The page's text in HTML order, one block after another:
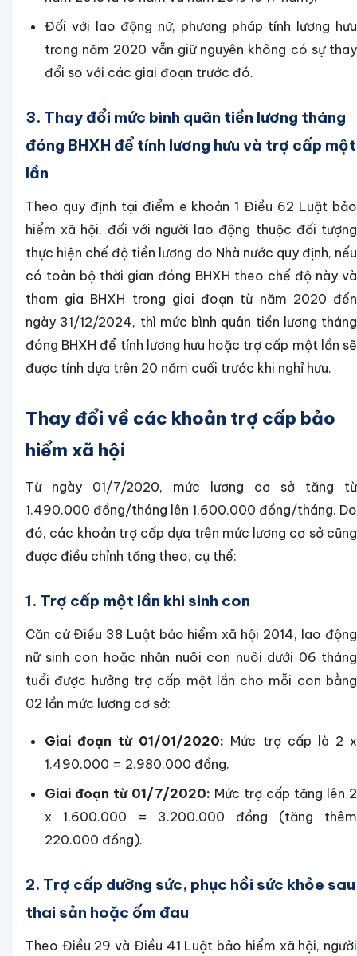
Đối với lao động nữ, phương pháp tính lương hưu
trong năm 2020 vẫn giữ nguyên không có sự thay
đổi so với các giai đoạn trước đó.
3. Thay đổi mức bình quân tiền lương tháng
đóng BHXH để tính lương hưu và trợ cấp một
lần
Theo quy định tại điểm e khoản 1 Điều 62 Luật bảo
hiểm xã hội, đối với người lao động thuộc đối tượng
thực hiện chế độ tiền lương do Nhà nước quy định, nếu
có toàn bộ thời gian đóng BHXH theo chế độ này và
tham gia BHXH trong giai đoạn từ năm 2020 đến
ngày 31/12/2024, thì mức bình quân tiền lương tháng
đóng BHXH để tính lương hưu hoặc trợ cấp một lần sẽ
được tính dựa trên 20 năm cuối trước khi nghỉ hưu.
Thay đổi về các khoản trợ cấp bảo
hiểm xã hội
Từ ngày 01/7/2020, mức lương cơ sở tăng từ
1.490.000 đồng/tháng lên 1.600.000 đồng/tháng. Do
đó, các khoản trợ cấp dựa trên mức lương cơ sở cũng
được điều chỉnh tăng theo, cụ thể:
1. Trợ cấp một lần khi sinh con
Căn cứ Điều 38 Luật bảo hiểm xã hội 2014, lao động
nữ sinh con hoặc nhận nuôi con nuôi dưới 06 tháng
tuổi được hưởng trợ cấp một lần cho mỗi con bằng
02 lần mức lương cơ sở:
Giai đoạn từ 01/01/2020: Mức trợ cấp là 2 x
1.490.000 = 2.980.000 đồng.
Giai đoạn từ 01/7/2020: Mức trợ cấp tăng lên 2
x 1.600.000 = 3.200.000 đồng (tăng thêm
220.000 đồng).
2. Trợ cấp dưỡng sức, phục hồi sức khỏe sau
thai sản hoặc ốm đau
Theo Điều 29 và Điều 41 Luật bảo hiểm xã hội, người